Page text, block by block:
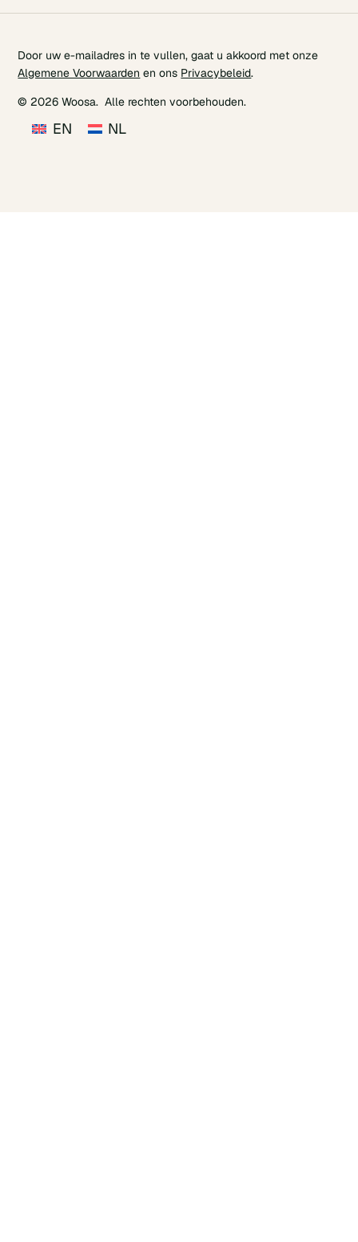
Door uw e-mailadres in te vullen, gaat u akkoord met onze
Algemene Voorwaarden en ons Privacybeleid.
© 2026 Woosa. Alle rechten voorbehouden.
EN NL